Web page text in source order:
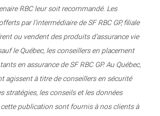
RBC leur soit recommandé. Les
par l’intermédiaire de SF RBC GP, filiale
ou vendent des produits d’assurance vie
le Québec, les conseillers en placement
en assurance de SF RBC GP. Au Québec,
agissent à titre de conseillers en sécurité
stratégies, les conseils et les données
publication sont fournis à nos clients à